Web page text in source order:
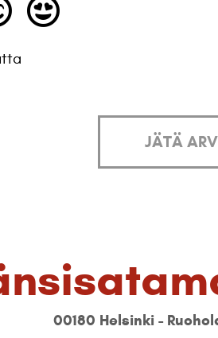
JÄTÄ
00180 Helsinki -